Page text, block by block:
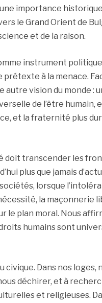
importance
le Grand Orient de
et de la raison.
instrument
à la menace.
autre vision du monde :
de l’être humain,
et la fraternité plus
doit transcender les
plus que jamais
lorsque
la maçonnerie
plan moral. Nous
humains sont
Dans nos loges,
déchirer, et à
et religieuses.